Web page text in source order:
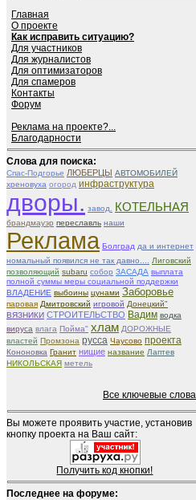
Главная
О проекте
Как исправить ситуацию?
Для участников
Для журналистов
Для оптимизаторов
Для спамеров
Контакты
Форум
Реклама на проекте?...
Благодарности
Слова для поиска:
Спас-Подгорье ЛЮБЕРЦЫ АВТОМОБИЛЕЙ
хреновуха огород инфраструктура
дворы. завод. КОТЕЛЬНАЯ
брандмауэр переславль наши
Реклама Болград да и интернет
номальный появился не так давно....
Лиговский
позволяющий subaru собор ЗАСАДА выплата
полной суммы меры социальной поддержки
ВЛАДЕНИЕ выбоины цунами Заборовье
паровая Дмитровский игровой Донецкий"
ВЯЗНИКИ СТРОИТЕЛЬСТВО Вадим водка
вируса влага Пойма" хлам ДОРОЖНЫЕ
властей Промзона русса Чаусово проекта
Кононовка Гранит нищие название Лаптев
НИКОЛЬСКАЯ метель
Все ключевые слова
Вы можете проявить участие, установив
кнопку проекта на Ваш сайт:
Получить код кнопки!
Последнее на форуме: